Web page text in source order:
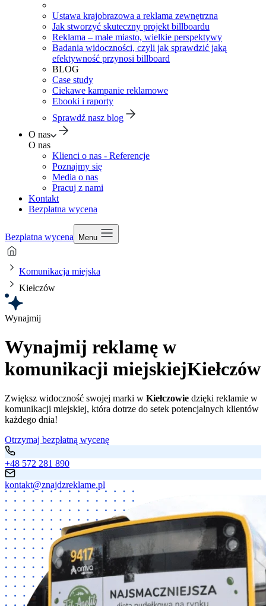
Ustawa krajobrazowa a reklama zewnętrzna
Jak stworzyć skuteczny projekt billboardu
Reklama – małe miasto, wielkie perspektywy
Badania widoczności, czyli jak sprawdzić jaką
efektywność przynosi billboard
BLOG
Case study
Ciekawe kampanie reklamowe
Ebooki i raporty
Sprawdź nasz blog
O nas
O nas
Klienci o nas - Referencje
Poznajmy się
Media o nas
Pracuj z nami
Kontakt
Bezpłatna wycena
Bezpłatna wycena Menu
Komunikacja miejska
Kiełczów
Wynajmij
Wynajmij reklamę w
komunikacji miejskiejKiełczów
Zwiększ widoczność swojej marki w Kiełczowie dzięki reklamie w
komunikacji miejskiej, która dotrze do setek potencjalnych klientów
każdego dnia!
Otrzymaj bezpłatną wycenę
+48 572 281 890
kontakt@znajdzreklame.pl